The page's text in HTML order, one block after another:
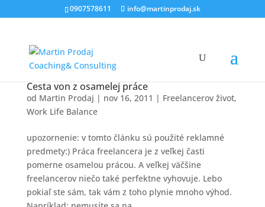
0907578611 info@martinprodaj.sk
Cesta von z osamelej práce
od Martin Prodaj | nov 16, 2011 | Freelancerov život,
Work Life Balance
upozornenie: v tomto článku sú použité reklamné
predmety:) Práca freelancera je z veľkej časti
pomerne osamelou prácou. A veľkej väčšine
freelancerov niečo také perfektne vyhovuje. Lebo
pokiaľ ste sám, tak vám z toho plynie mnoho výhod.